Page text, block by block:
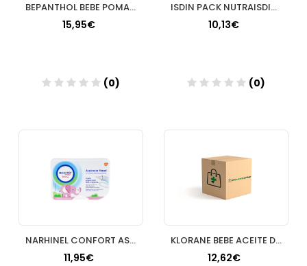
BEPANTHOL BEBE POMADA 100 G
15,95€
(0)
ISDIN PACK NUTRAISDIN TARRO
10,13€
(0)
NARHINEL CONFORT ASPIRADOR NASAL 1 U +2 RECAMBI
11,95€
KLORANE BEBE ACEITE DE MASAJE A LA CALENDULA 10
12,62€